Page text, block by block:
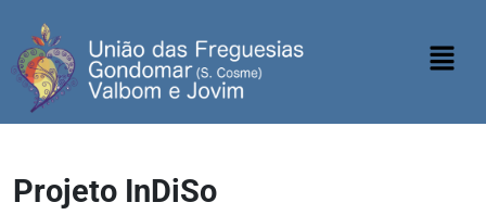
Projeto InDiSo